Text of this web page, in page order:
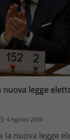
nuova legge
4 Agosto 2026
la nuova legge